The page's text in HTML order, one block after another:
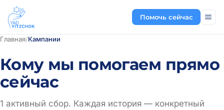
Помочь сейчас
Главная/Кампании
Кому мы помогаем прямо
сейчас
1 активный сбор. Каждая история — конкретный